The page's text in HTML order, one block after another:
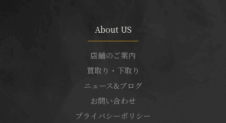
About US
店舗のご案内
買取り・下取り
ニュース&ブログ
お問い合わせ
プライバシーポリシー